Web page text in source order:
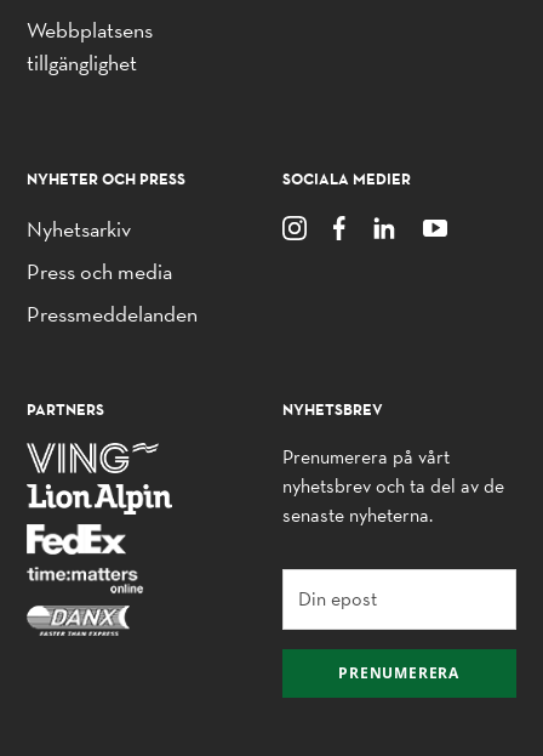
Webbplatsens
tillgänglighet
NYHETER OCH PRESS
Nyhetsarkiv
Press och media
Pressmeddelanden
SOCIALA MEDIER
PARTNERS NYHETSBREV
Prenumerera på vårt
nyhetsbrev och ta del av de
senaste nyheterna.
PRENUMERERA